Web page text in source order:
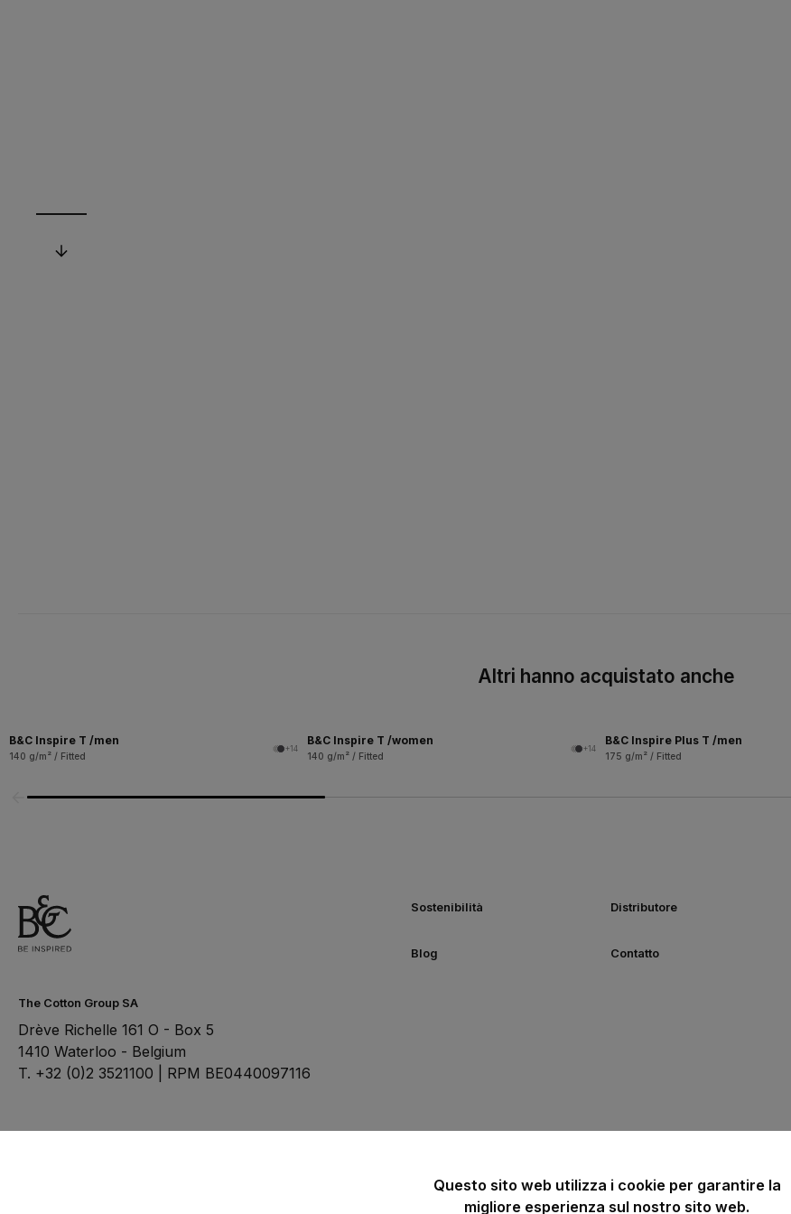
Altri hanno acquistato anche
B&C Inspire T /men
140 g/m² / Fitted
+14
B&C Inspire T /women
140 g/m² / Fitted
+14
B&C Inspire Plus T /men
175 g/m² / Fitted
The Cotton Group SA
Drève Richelle 161 O - Box 5
1410 Waterloo - Belgium
T. +32 (0)2 3521100 | RPM BE0440097116
Sostenibilità
Blog
Distributore
Contatto
Questo sito web utilizza i cookie per garantire la
migliore esperienza sul nostro sito web.